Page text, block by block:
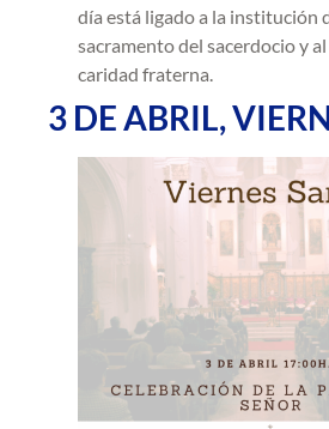
día está ligado a la institución
sacramento del sacerdocio y
caridad fraterna.
3 DE ABRIL,